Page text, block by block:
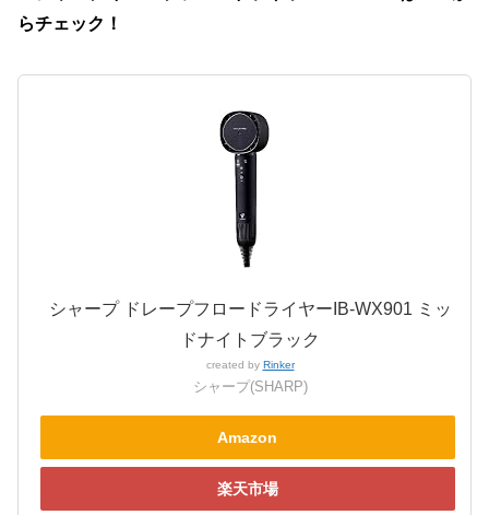
らチェック！
シャープ ドレープフロードライヤーIB-WX901 ミッ
ドナイトブラック
created by Rinker
シャープ(SHARP)
Amazon
楽天市場